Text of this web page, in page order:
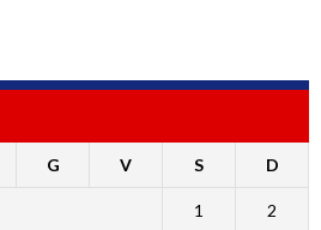
G V S D
1 2